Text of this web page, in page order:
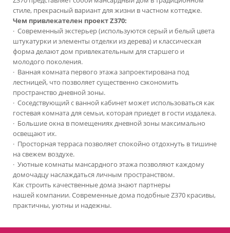
стиле, прекрасный вариант для жизни в частном коттедже.
Чем привлекателен проект Z370:
· Современный экстерьер (используются серый и белый цвета
штукатурки и элементы отделки из дерева) и классическая
форма делают дом привлекательным для старшего и
молодого поколения.
· Ванная комната первого этажа запроектирована под
лестницей, что позволяет существенно сэкономить
пространство дневной зоны.
· Соседствующий с ванной кабинет может использоваться как
гостевая комната для семьи, которая приедет в гости издалека.
· Большие окна в помещениях дневной зоны максимально
освещают их.
· Просторная терраса позволяет спокойно отдохнуть в тишине
на свежем воздухе.
· Уютные комнаты мансардного этажа позволяют каждому
домочадцу наслаждаться личным пространством.
Как строить качественные дома знают партнеры
нашей компании. Современные дома подобные Z370 красивы,
практичны, уютны и надежны.